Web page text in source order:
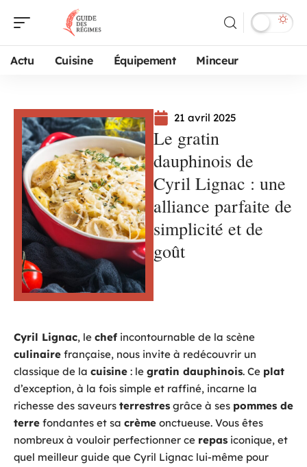
Actu Cuisine Équipement Minceur
21 avril 2025
Le gratin
dauphinois de
Cyril Lignac : une
alliance parfaite de
simplicité et de
goût
Cyril Lignac, le chef incontournable de la scène
culinaire française, nous invite à redécouvrir un
classique de la cuisine : le gratin dauphinois. Ce plat
d’exception, à la fois simple et raffiné, incarne la
richesse des saveurs terrestres grâce à ses pommes de
terre fondantes et sa crème onctueuse. Vous êtes
nombreux à vouloir perfectionner ce repas iconique, et
quel meilleur guide que Cyril Lignac lui-même pour